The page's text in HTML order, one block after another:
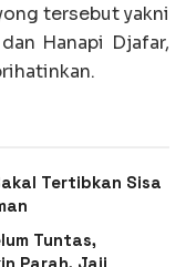
tersebut yakni
Hanapi Djafar,
Tertibkan Sisa
Tuntas,